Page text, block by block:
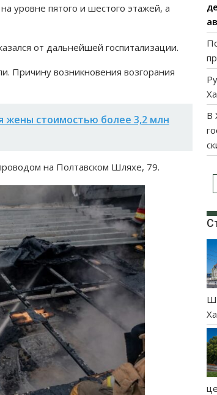
уровне пятого и шестого этажей, а
от дальнейшей госпитализации.
Причину возникновения возгорания
жены стоимостью более 3,2 млн
на Полтавском Шляхе, 79.
В